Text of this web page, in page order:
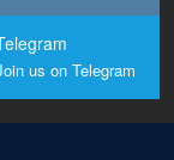
us on Telegram